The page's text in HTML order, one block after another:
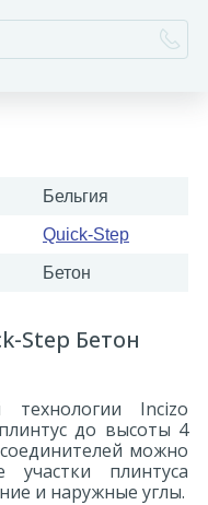
Бельгия
Quick-Step
Бетон
Step Бетон
технологии Incizo
до высоты 4
можно
участки плинтуса
и наружные углы.